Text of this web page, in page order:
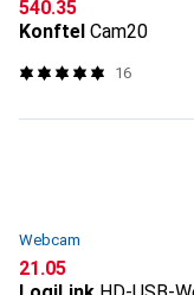
CHF
540.35
Konftel Cam20
16
Webcam
CHF
21.05